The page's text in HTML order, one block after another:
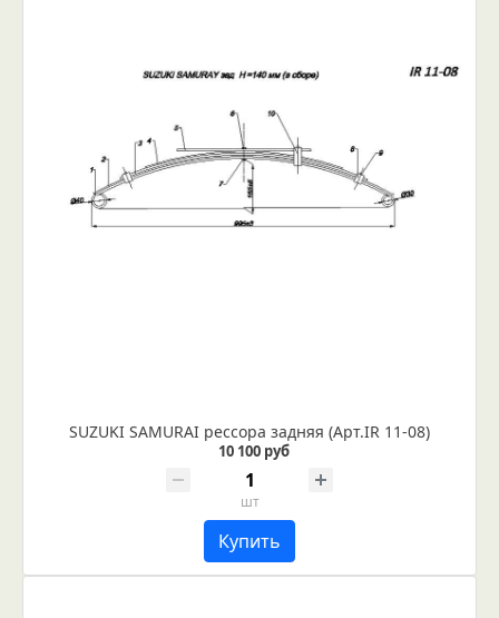
SUZUKI SAMURAI рессора задняя (Арт.IR 11-08)
10 100 руб
шт
Купить